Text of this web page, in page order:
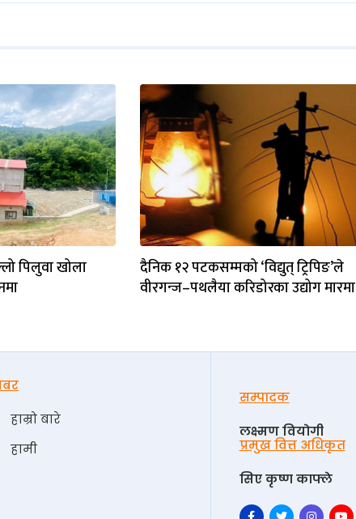
पिलुवा खोला
दैनिक १२ पटकसम्मको ‘विद्युत् ट्रिपिङ’ले
वीरगन्ज–पथलैया करिडोरका उद्योग मारमा
हाम्रो बारे
हामी
सम्पादक
लक्ष्मण वियोगी
प्रमुख वित्त अधिकृत
सिए कृष्ण काफ्ले